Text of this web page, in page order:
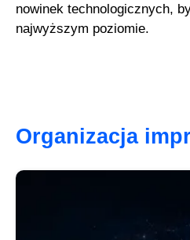
nowinek technologicznych,
najwyższym poziomie.
Organizacja